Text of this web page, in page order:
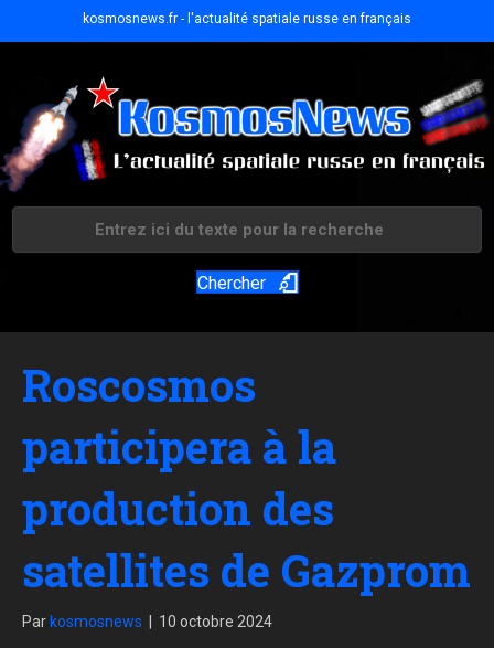
kosmosnews.fr - l'actualité spatiale russe en français
Chercher
Roscosmos
participera à la
production des
satellites de Gazprom
Par kosmosnews 10 octobre 2024